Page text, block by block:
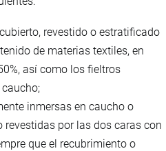
revestido o estratificado
de materias textiles, en
así como los fieltros
inmersas en caucho o
por las dos caras con
que el recubrimiento o